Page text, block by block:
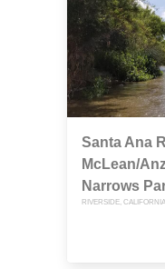
Santa Ana
McLean/
Narrows
RIVERSIDE, CALIFORNIA